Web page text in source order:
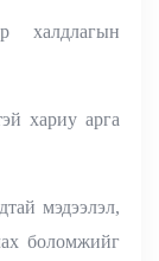
халдлагын
хариу арга
мэдээлэл,
боломжийг